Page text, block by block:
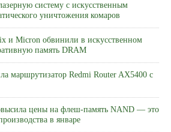
систему с искусственным
уничтожения комаров
и Micron обвинили в искусственном
память DRAM
маршрутизатор Redmi Router AX5400 с
цены на флеш-память NAND — это
в январе